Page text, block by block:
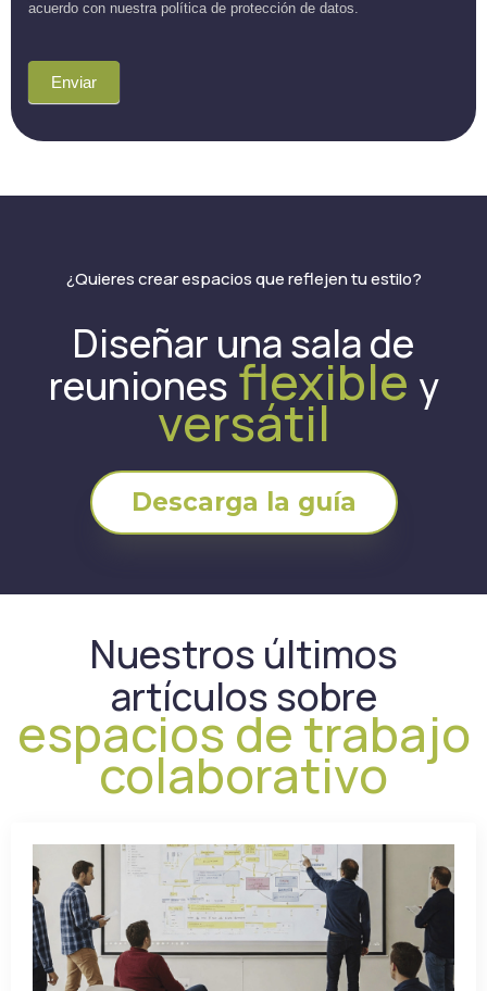
acuerdo con nuestra política de protección de datos.
Enviar
¿Quieres crear espacios que reflejen tu estilo?
Diseñar una sala de
reuniones flexible y
versátil
Descarga la guía
Nuestros últimos
artículos sobre
espacios de trabajo
colaborativo